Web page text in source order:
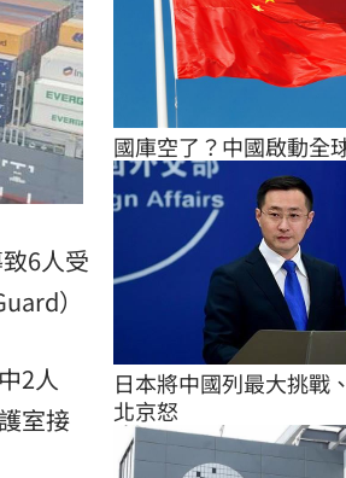
6人受
）
2人
室接
國庫空了？中國啟動全
日本將中國列最大挑戰
北京怒